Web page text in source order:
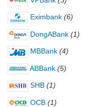
Eximbank (6)
DongABank (1)
MBBank (4)
ABBank (5)
SHB (1)
OCB (1)